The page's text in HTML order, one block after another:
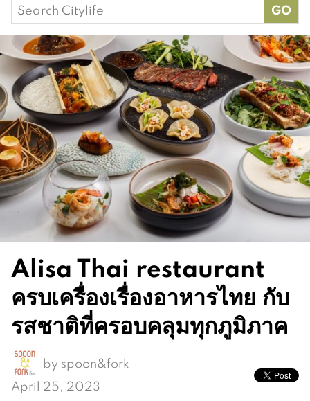
Search
for:
Alisa Thai restaurant
ครบเครื่องเรื่องอาหารไทย กับ
รสชาติที่ครอบคลุมทุกภูมิภาค
by spoon&fork
April 25, 2023